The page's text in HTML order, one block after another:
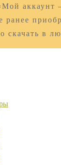
аккаунт
ранее
в